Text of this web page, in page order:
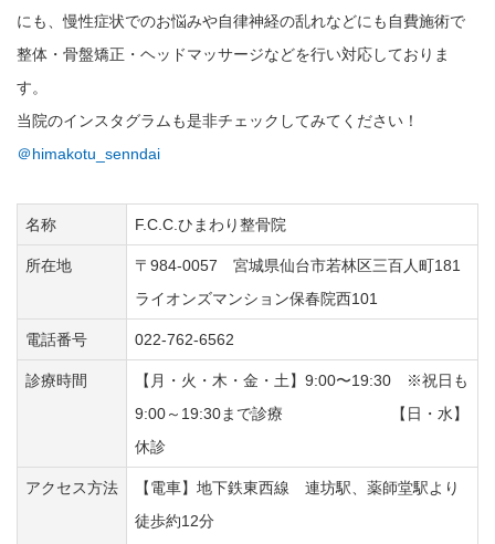
にも、慢性症状でのお悩みや自律神経の乱れなどにも自費施術で
整体・骨盤矯正・ヘッドマッサージなどを行い対応しておりま
す。
当院のインスタグラムも是非チェックしてみてください！
＠himakotu_senndai
名称 F.C.C.ひまわり整骨院
所在地
〒984-0057 宮城県仙台市若林区三百人町181
ライオンズマンション保春院西101
電話番号 022-762-6562
診療時間
【月・火・木・金・土】9:00〜19:30 ※祝日も
9:00～19:30まで診療 【日・水】
休診
アクセス方法
【電車】地下鉄東西線 連坊駅、薬師堂駅より
徒歩約12分